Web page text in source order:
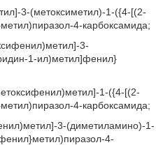
3-(метоксиметил)-1-({4-[(2-
4-карбоксамида;
3-
1-ил)метил]фенил}
1-({4-[(2-
4-карбоксамида;
3-(диметиламино)-1-
4-